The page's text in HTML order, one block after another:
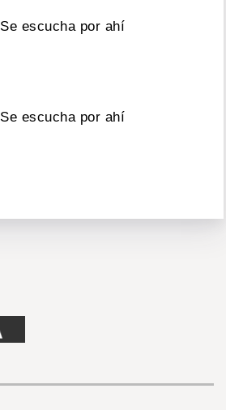
Se escucha por ahí
Se escucha por ahí